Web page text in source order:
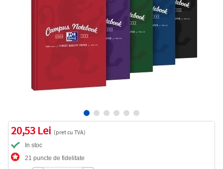
20,53 Lei (pret cu TVA)
In stoc
21 puncte de fidelitate